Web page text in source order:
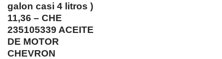
galon casi 4 litros )
11,36 – CHE
235105339 ACEITE
DE MOTOR
CHEVRON